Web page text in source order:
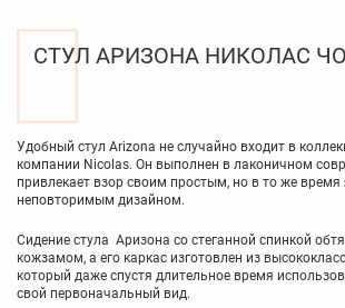
СТУЛ АРИЗОНА НИКОЛАС
Удобный стул Arizona не случайно входит в
компании Nicolas. Он выполнен в лаконичном
привлекает взор своим простым, но в то же время
неповторимым дизайном.
Сидение стула Аризона со стеганной спинкой
кожзамом, а его каркас изготовлен из
который даже спустя длительное время
свой первоначальный вид.